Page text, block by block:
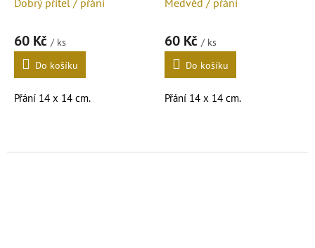
60 Kč / ks
Do košíku
Přání 14 x 14 cm.
Reprodukce mého obrazu.
60 Kč / ks
Do košíku
Přání 14 x 14 cm.
Reprodukce mé ruční výšivky.